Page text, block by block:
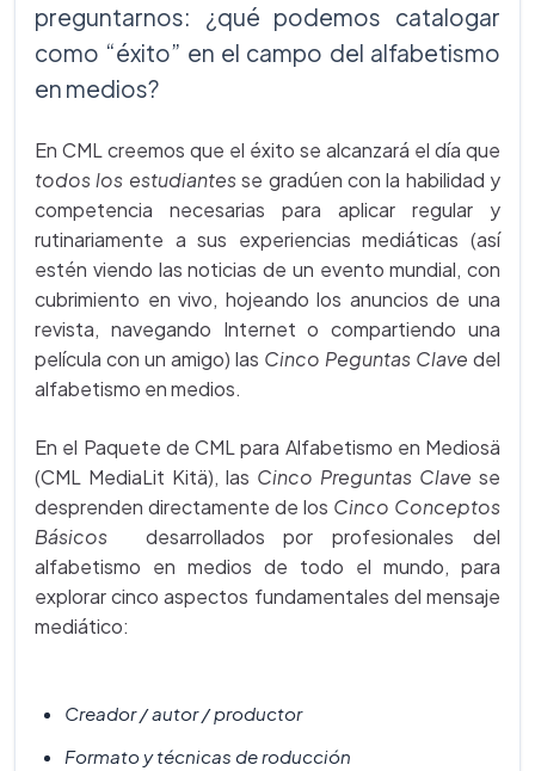
preguntarnos: ¿qué podemos catalogar
como “éxito” en el campo del alfabetismo
en medios?
En CML creemos que el éxito se alcanzará el día que
todos los estudiantesse gradúen con la habilidad y
competencia necesarias para aplicar regular y
rutinariamente a sus experiencias mediáticas (así
estén viendo las noticias de un evento mundial, con
cubrimiento en vivo, hojeando los anuncios de una
revista, navegando Internet o compartiendo una
película con un amigo) las Cinco Peguntas Clave del
alfabetismo en medios.
En el Paquete de CML para Alfabetismo en Mediosä
(CML MediaLit Kitä), las Cinco Preguntas Clave se
desprenden directamente de los Cinco Conceptos
Básicos desarrollados por profesionales del
alfabetismo en medios de todo el mundo, para
explorar cinco aspectos fundamentales del mensaje
mediático:
Creador / autor / productor
Formato y técnicas de roducción